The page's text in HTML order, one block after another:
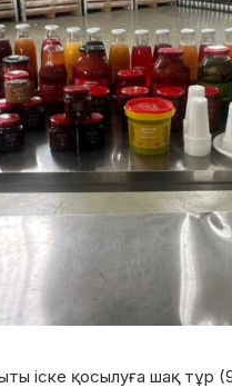
іске қосылуға шақ